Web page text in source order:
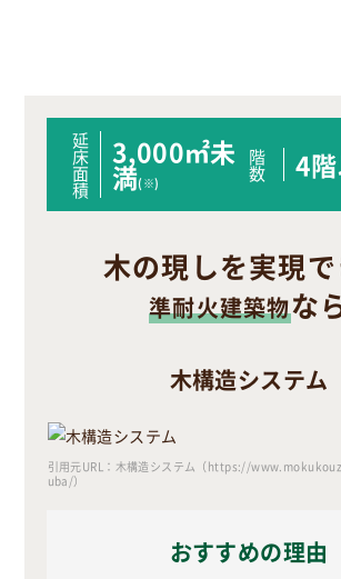
延
床
面
積
3,000㎡未
満(※)
階
数 4
木の現しを実現で
準耐火建築物な
木構造システム
引用元URL：木構造システム（https://
uba/）
おすすめの理由